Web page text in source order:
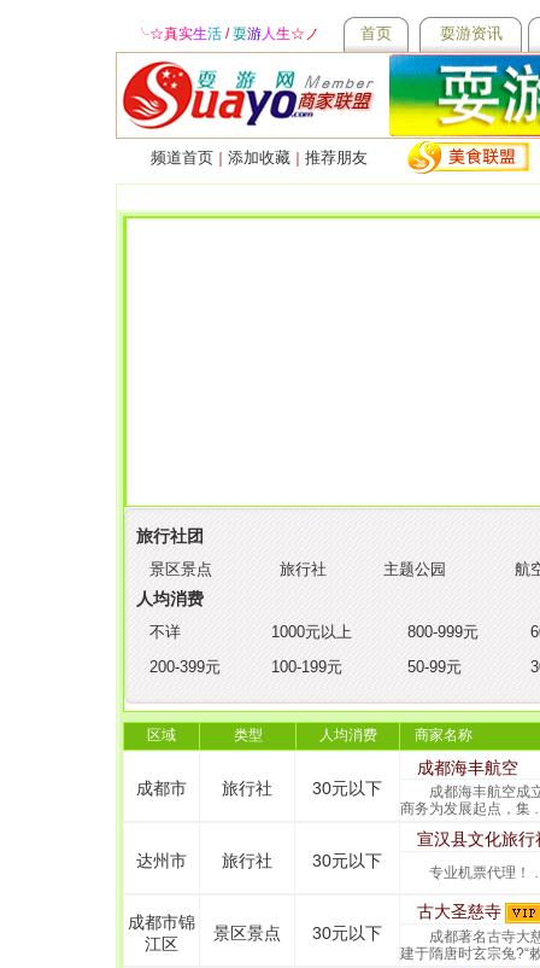
╰☆真实生活 /耍游人生☆ ノ 首页 耍游资讯
频道首页 添加收藏 推荐朋友
旅行社团
景区景点 旅行社 主题公园 航
人均消费
不详 1000元以上 800-999元
200-399元
100-199元 50-99元
区域 类型 人均消费 商家名称
成都市 旅行社 30元以下
成都海丰航空
成都海丰航空成立
商务为发展起点，
达州市 旅行社 30元以下
宣汉县文化旅行
专业机票代理
成都市锦
江区
景区景点 30元以下
古大圣慈寺
成都著名古寺大慈
建于隋唐时玄宗兔